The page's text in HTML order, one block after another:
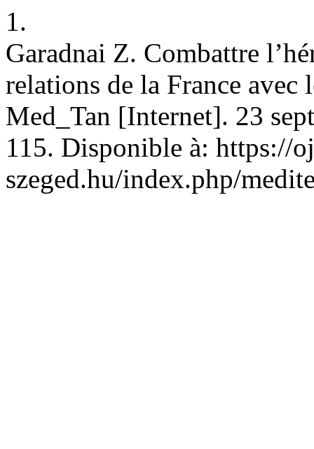
1.
Garadnai Z. Combattre
relations de la France
Med_Tan [Internet]. 23
115. Disponible à: https://
szeged.hu/index.php/